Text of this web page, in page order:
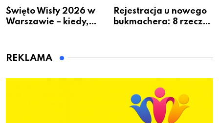
Święto Wisły 2026 w
Warszawie – kiedy,
Rejestracja u nowego
bukmachera: 8 rzeczy,
REKLAMA